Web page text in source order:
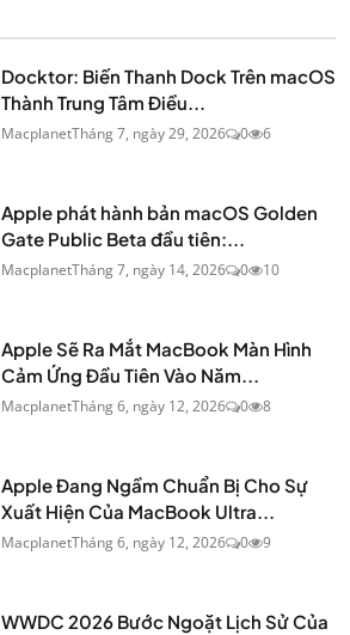
Docktor: Biến Thanh Dock Trên macOS
Thành Trung Tâm Điều...
MacplanetTháng 7, ngày 29, 2026 0 6
Apple phát hành bản macOS Golden
Gate Public Beta đầu tiên:...
MacplanetTháng 7, ngày 14, 2026 0 10
Apple Sẽ Ra Mắt MacBook Màn Hình
Cảm Ứng Đầu Tiên Vào Năm...
MacplanetTháng 6, ngày 12, 2026 0 8
Apple Đang Ngầm Chuẩn Bị Cho Sự
Xuất Hiện Của MacBook Ultra...
MacplanetTháng 6, ngày 12, 2026 0 9
WWDC 2026 Bước Ngoặt Lịch Sử Của